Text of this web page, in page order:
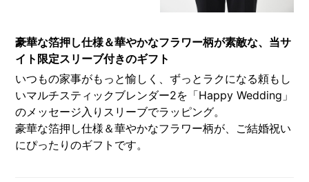
豪華な箔押し仕様＆華やかなフラワー柄が素敵な、当サ
イト限定スリーブ付きのギフト
いつもの家事がもっと愉しく、ずっとラクになる頼もし
いマルチスティックブレンダー2を「Happy Wedding」
のメッセージ入りスリーブでラッピング。
豪華な箔押し仕様＆華やかなフラワー柄が、ご結婚祝い
にぴったりのギフトです。